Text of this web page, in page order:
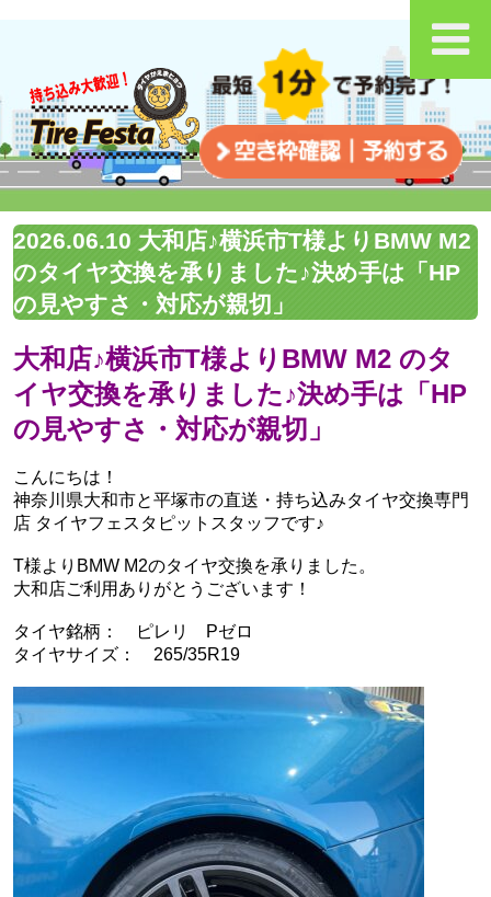
2026.06.10 大和店♪横浜市T様よりBMW M2
のタイヤ交換を承りました♪決め手は「HP
の見やすさ・対応が親切」
大和店♪横浜市T様よりBMW M2 のタ
イヤ交換を承りました♪決め手は「HP
の見やすさ・対応が親切」
こんにちは！
神奈川県大和市と平塚市の直送・‪‎持ち込みタイヤ交換専門
店‬ タイヤフェスタピットスタッフです♪
T様よりBMW M2のタイヤ交換を承りました。
大和店ご利用ありがとうございます！
タイヤ銘柄： ピレリ Pゼロ
タイヤサイズ： 265/35R19